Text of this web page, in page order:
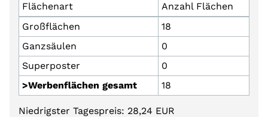
Flächenart
Anzahl Flächen
Großflächen
18
Ganzsäulen
0
Superposter
0
>Werbenflächen gesamt
18
Niedrigster Tagespreis: 28,24 EUR